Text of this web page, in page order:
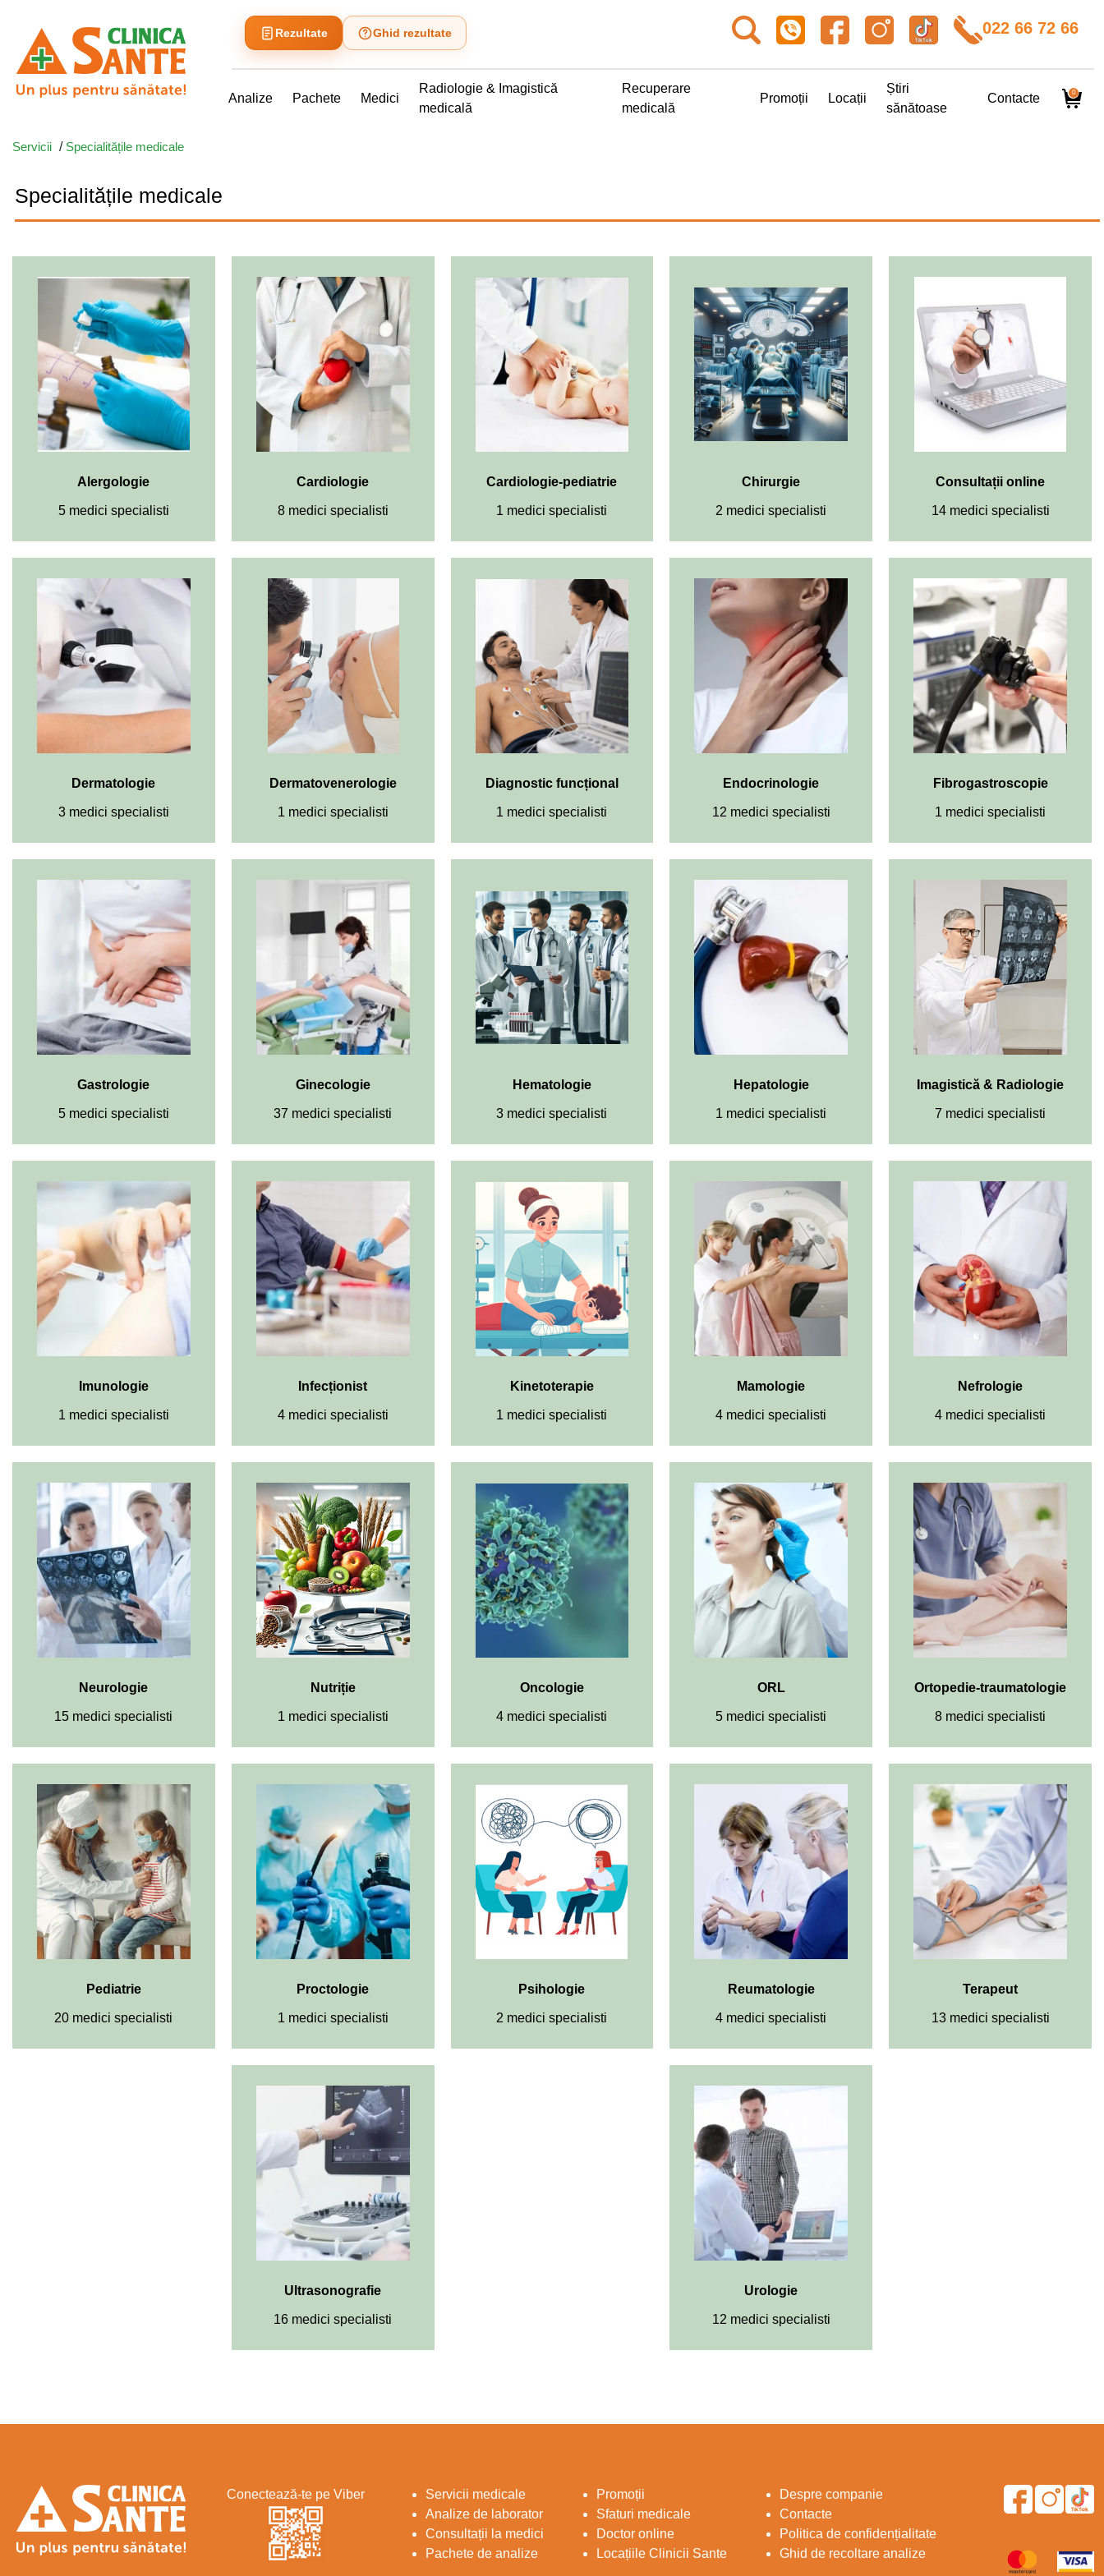
Rezultate Ghid rezultate 022 66 72 66
Analize Pachete Medici
Radiologie & Imagistică
medicală
Recuperare
medicală
Promoții Locații
Știri
sănătoase
Contacte 0
Servicii / Specialitățile medicale
Specialitățile medicale
Alergologie
5 medici specialisti
Cardiologie
8 medici specialisti
Cardiologie-pediatrie
1 medici specialisti
Chirurgie
2 medici specialisti
Consultații online
14 medici specialisti
Dermatologie
3 medici specialisti
Dermatovenerologie
1 medici specialisti
Diagnostic funcțional
1 medici specialisti
Endocrinologie
12 medici specialisti
Fibrogastroscopie
1 medici specialisti
Gastrologie
5 medici specialisti
Ginecologie
37 medici specialisti
Hematologie
3 medici specialisti
Hepatologie
1 medici specialisti
Imagistică & Radiologie
7 medici specialisti
Imunologie
1 medici specialisti
Infecționist
4 medici specialisti
Kinetoterapie
1 medici specialisti
Mamologie
4 medici specialisti
Nefrologie
4 medici specialisti
Neurologie
15 medici specialisti
Nutriție
1 medici specialisti
Oncologie
4 medici specialisti
ORL
5 medici specialisti
Ortopedie-traumatologie
8 medici specialisti
Pediatrie
20 medici specialisti
Proctologie
1 medici specialisti
Psihologie
2 medici specialisti
Reumatologie
4 medici specialisti
Terapeut
13 medici specialisti
Ultrasonografie
16 medici specialisti
Urologie
12 medici specialisti
Conectează-te pe Viber
Servicii medicale
Analize de laborator
Consultații la medici
Pachete de analize
Promoții
Sfaturi medicale
Doctor online
Locațiile Clinicii Sante
Despre companie
Contacte
Politica de confidențialitate
Ghid de recoltare analize